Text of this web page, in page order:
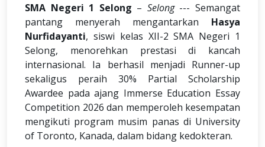
SMA Negeri 1 Selong – Selong--- Semangat
pantang menyerah mengantarkan Hasya
Nurfidayanti, siswi kelas XII-2 SMA Negeri 1
Selong, menorehkan prestasi di kancah
internasional. Ia berhasil menjadi Runner-up
sekaligus peraih 30% Partial Scholarship
Awardee pada ajang Immerse Education Essay
Competition 2026 dan memperoleh kesempatan
mengikuti program musim panas di University
of Toronto, Kanada, dalam bidang kedokteran.